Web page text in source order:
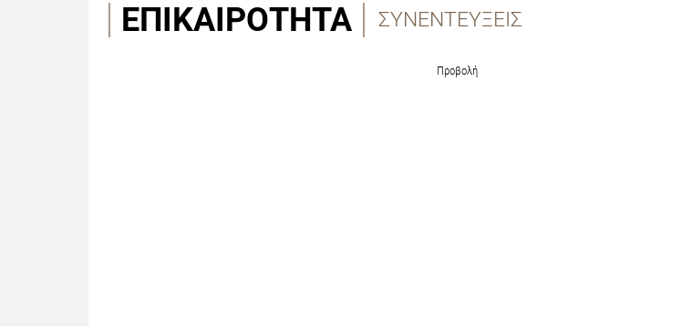
ΕΠΙΚΑΙΡΌΤΗΤΑ ΣΥΝΕΝΤΕΥΞΕΙΣ
Προβολή